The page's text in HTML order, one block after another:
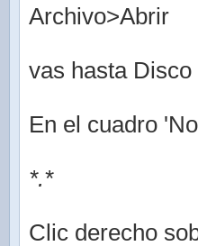
Archivo>Abrir
vas hasta Disco
En el cuadro
*.*
Clic derecho